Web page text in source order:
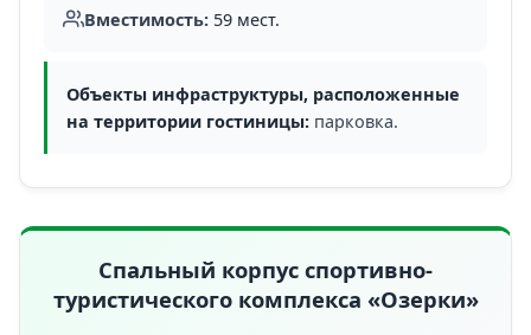
Вместимость: 59 мест.
Объекты инфраструктуры, расположенные
на территории гостиницы: парковка.
Спальный корпус спортивно-
туристического комплекса «Озерки»